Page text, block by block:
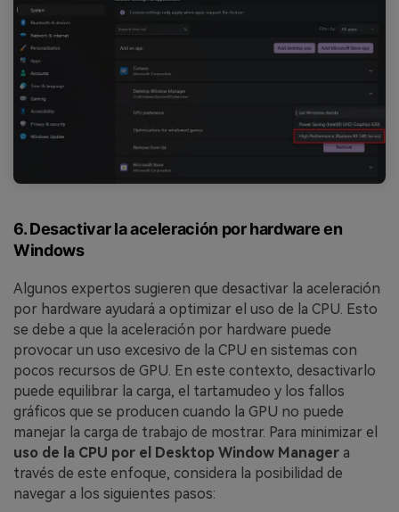
6. Desactivar la aceleración por hardware en
Windows
Algunos expertos sugieren que desactivar la aceleración
por hardware ayudará a optimizar el uso de la CPU. Esto
se debe a que la aceleración por hardware puede
provocar un uso excesivo de la CPU en sistemas con
pocos recursos de GPU. En este contexto, desactivarlo
puede equilibrar la carga, el tartamudeo y los fallos
gráficos que se producen cuando la GPU no puede
manejar la carga de trabajo de mostrar. Para minimizar el
uso de la CPU por el Desktop Window Manager a
través de este enfoque, considera la posibilidad de
navegar a los siguientes pasos: